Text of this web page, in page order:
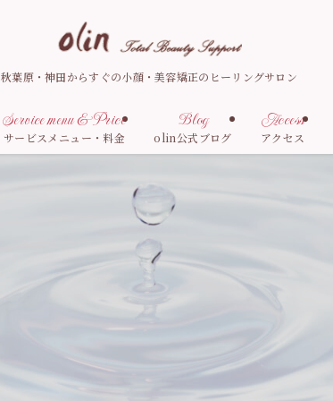
秋葉原・神田からすぐの小顔・美容矯正のヒーリングサロン
Service menu & Price
サービスメニュー・料金
Blog
olin公式ブログ
Access
アクセス